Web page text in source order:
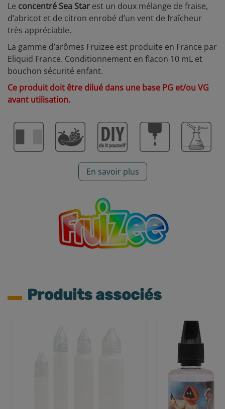
Le concentré Sea Star est un doux mélange de fraise,
d’abricot et de citron enrobé d’un vent de fraîcheur
très appréciable.
La gamme d’arômes Fruizee est produite en France par
Eliquid France. Conditionnement en flacon 10 mL et
bouchon sécurité enfant.
Ce produit doit être dilué dans une base PG et/ou VG
avant utilisation.
En savoir plus
Produits associés